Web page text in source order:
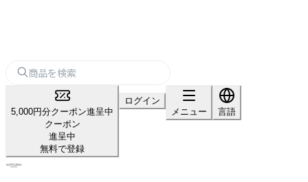
5,000円分クーポン進呈中
クーポン
進呈中
無料で登録
ログイン
メニュー
言語